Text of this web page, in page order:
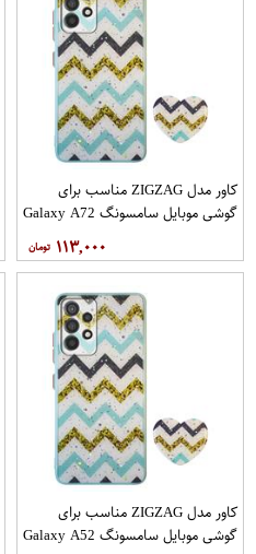
کاور مدل ZIGZAG مناسب برای
گوشی موبایل سامسونگ Galaxy A72
۱۱۳,۰۰۰
کاور مدل ZIGZAG مناسب برای
گوشی موبایل سامسونگ Galaxy A52